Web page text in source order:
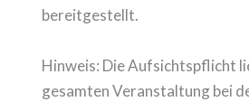
bereitgestellt.
Hinweis: Die Aufsichtspflicht
gesamten Veranstaltung bei